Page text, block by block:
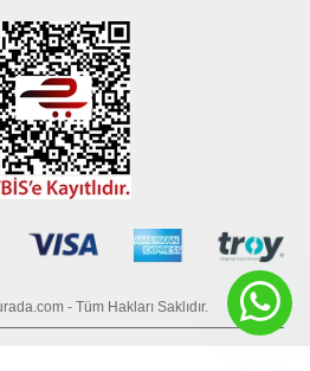
- Tüm Hakları Saklıdır.